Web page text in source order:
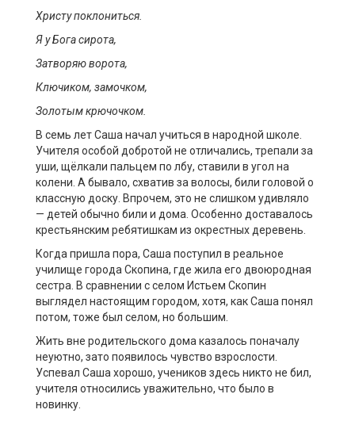
Христу поклониться.
Я у Бога сирота,
Затворяю ворота,
Ключиком, замочком,
Золотым крючочком.
В семь лет Саша начал учиться в народной школе.
Учителя особой добротой не отличались, трепали за
уши, щёлкали пальцем по лбу, ставили в угол на
колени. А бывало, схватив за волосы, били головой о
классную доску. Впрочем, это не слишком удивляло
— детей обычно били и дома. Особенно доставалось
крестьянским ребятишкам из окрестных деревень.
Когда пришла пора, Саша поступил в реальное
училище города Скопина, где жила его двоюродная
сестра. В сравнении с селом Истьем Скопин
выглядел настоящим городом, хотя, как Саша понял
потом, тоже был селом, но большим.
Жить вне родительского дома казалось поначалу
неуютно, зато появилось чувство взрослости.
Успевал Саша хорошо, учеников здесь никто не бил,
учителя относились уважительно, что было в
новинку.